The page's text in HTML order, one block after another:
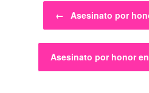
Post navigation
← Asesinato por
Asesinato por honor